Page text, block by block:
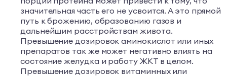
значительная часть его не усвоится. А это прямой
путь к брожению, образованию газов и
дальнейшим расстройствам живота.
Превышение дозировок аминокислот или иных
препаратов так же может негативно влиять на
состояние желудка и работу ЖКТ в целом.
Превышение дозировок витаминных или